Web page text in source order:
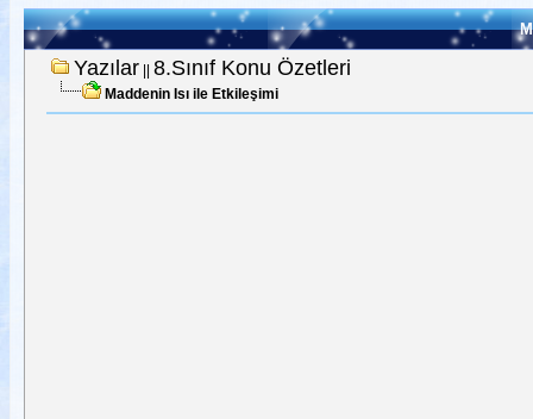
Yazılar|| 8.Sınıf Konu Özetleri
Maddenin Isı ile Etkileşimi